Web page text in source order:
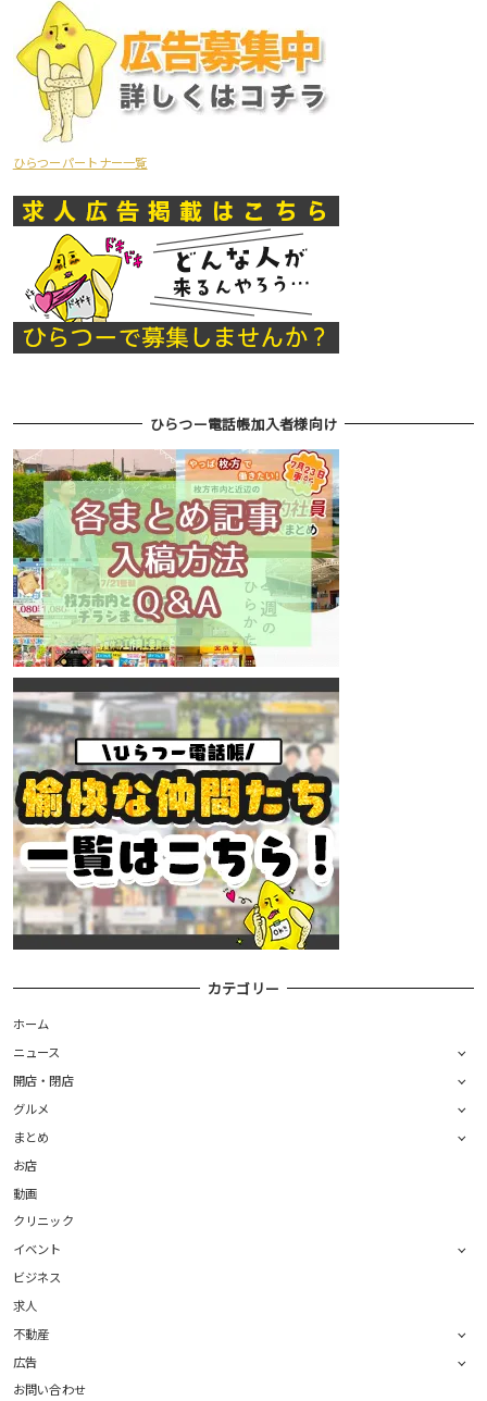
ひらつーパートナー一覧
ひらつー電話帳加入者様向け
カテゴリー
ホーム
ニュース
開店・閉店
グルメ
まとめ
お店
動画
クリニック
イベント
ビジネス
求人
不動産
広告
お問い合わせ